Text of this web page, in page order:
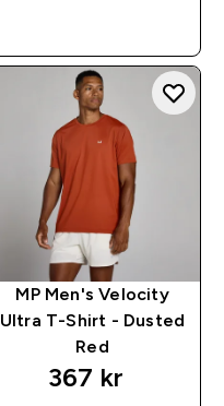
MP Men's Velocity
Ultra T-Shirt - Dusted
Red
367 kr‎